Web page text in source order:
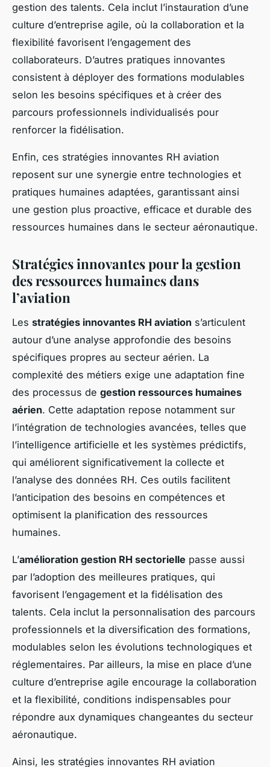
gestion des talents. Cela inclut l’instauration d’une
culture d’entreprise agile, où la collaboration et la
flexibilité favorisent l’engagement des
collaborateurs. D’autres pratiques innovantes
consistent à déployer des formations modulables
selon les besoins spécifiques et à créer des
parcours professionnels individualisés pour
renforcer la fidélisation.
Enfin, ces stratégies innovantes RH aviation
reposent sur une synergie entre technologies et
pratiques humaines adaptées, garantissant ainsi
une gestion plus proactive, efficace et durable des
ressources humaines dans le secteur aéronautique.
Stratégies innovantes pour la gestion
des ressources humaines dans
l’aviation
Les stratégies innovantes RH aviation s’articulent
autour d’une analyse approfondie des besoins
spécifiques propres au secteur aérien. La
complexité des métiers exige une adaptation fine
des processus de gestion ressources humaines
aérien. Cette adaptation repose notamment sur
l’intégration de technologies avancées, telles que
l’intelligence artificielle et les systèmes prédictifs,
qui améliorent significativement la collecte et
l’analyse des données RH. Ces outils facilitent
l’anticipation des besoins en compétences et
optimisent la planification des ressources
humaines.
L’amélioration gestion RH sectorielle passe aussi
par l’adoption des meilleures pratiques, qui
favorisent l’engagement et la fidélisation des
talents. Cela inclut la personnalisation des parcours
professionnels et la diversification des formations,
modulables selon les évolutions technologiques et
réglementaires. Par ailleurs, la mise en place d’une
culture d’entreprise agile encourage la collaboration
et la flexibilité, conditions indispensables pour
répondre aux dynamiques changeantes du secteur
aéronautique.
Ainsi, les stratégies innovantes RH aviation